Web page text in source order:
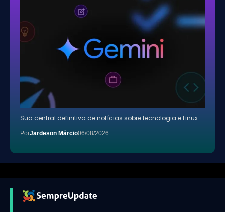
Sua central definitiva de notícias sobre tecnologia e Linux.
PorJardeson Márcio06/08/2026